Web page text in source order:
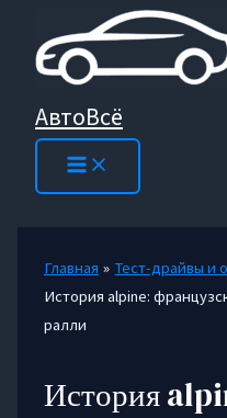
содержимому
АвтоВсё
Главная
Тест-драйвы и
История alpine:
ралли
История